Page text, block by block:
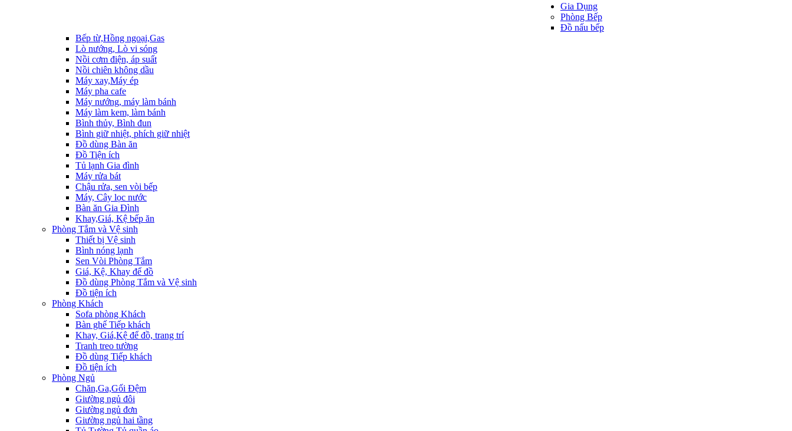
Gia Dụng
Phòng Bếp
Đồ nấu bếp
Bếp từ,Hồng ngoại,Gas
Lò nướng, Lò vi sóng
Nồi cơm điện, áp suất
Nồi chiên không dầu
Máy xay,Máy ép
Máy pha cafe
Máy nướng, máy làm bánh
Máy làm kem, làm bánh
Bình thủy, Bình đun
Bình giữ nhiệt, phích giữ nhiệt
Đồ dùng Bàn ăn
Đồ Tiện ích
Tủ lạnh Gia đình
Máy rửa bát
Chậu rửa, sen vòi bếp
Máy, Cây lọc nước
Bàn ăn Gia Đình
Khay,Giá, Kệ bếp ăn
Phòng Tắm và Vệ sinh
Thiết bị Vệ sinh
Bình nóng lạnh
Sen Vòi Phòng Tắm
Giá, Kệ, Khay để đồ
Đồ dùng Phòng Tắm và Vệ sinh
Đồ tiện ích
Phòng Khách
Sofa phòng Khách
Bàn ghế Tiếp khách
Khay, Giá,Kệ để đồ, trang trí
Tranh treo tường
Đồ dùng Tiếp khách
Đồ tiện ích
Phòng Ngủ
Chăn,Ga,Gối Đệm
Giường ngủ đôi
Giường ngủ đơn
Giường ngủ hai tầng